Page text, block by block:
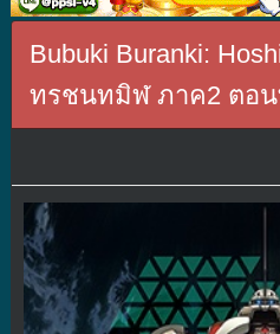
Bubuki Buranki:
ทรชนทมิฬ ภาค2 ตอน